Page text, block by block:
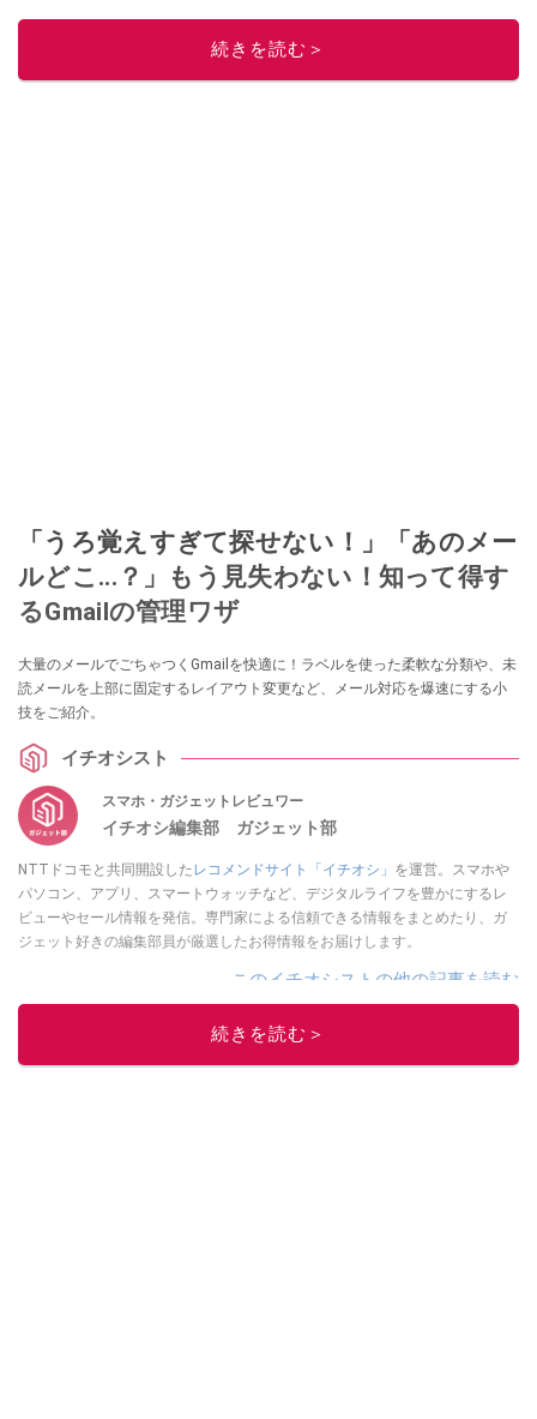
続きを読む＞
「うろ覚えすぎて探せない！」「あのメー
ルどこ...？」もう見失わない！知って得す
るGmailの管理ワザ
大量のメールでごちゃつくGmailを快適に！ラベルを使った柔軟な分類や、未
読メールを上部に固定するレイアウト変更など、メール対応を爆速にする小
技をご紹介。
イチオシスト
スマホ・ガジェットレビュワー
イチオシ編集部 ガジェット部
NTTドコモと共同開設した レコメンドサイト「イチオシ」 を運営。スマホや
パソコン、アプリ、スマートウォッチなど、デジタルライフを豊かにするレ
ビューやセール情報を発信。専門家による信頼できる情報をまとめたり、ガ
ジェット好きの編集部員が厳選したお得情報をお届けします。
このイチオシストの他の記事を読む
続きを読む＞